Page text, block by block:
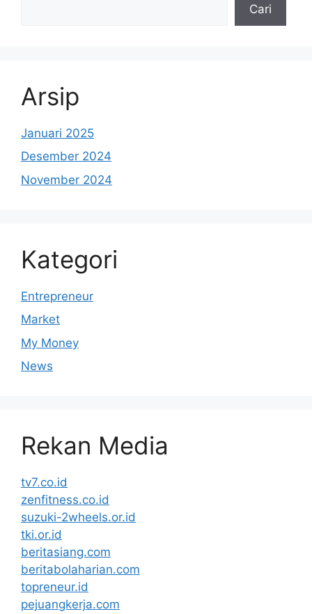
Cari
Arsip
Januari 2025
Desember 2024
November 2024
Kategori
Entrepreneur
Market
My Money
News
Rekan Media
tv7.co.id
zenfitness.co.id
suzuki-2wheels.or.id
tki.or.id
beritasiang.com
beritabolaharian.com
topreneur.id
pejuangkerja.com